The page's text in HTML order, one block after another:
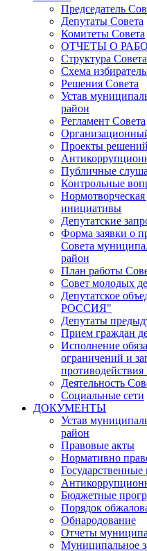
Председатель
Депутаты Совета
Комитеты Совета
ОТЧЕТЫ О
Структура Совета
Схема
Решения Совета
Устав
район
Регламент Совета
Проекты
Публичные
Контрольные
Нормотворческая
инициативы
Депутатские
Форма заявки о
Совета
район
План работы
Совет молодых
Депутатское
РОССИЯ"
Депутаты
Прием граждан
Исполнение
ограничений и
Деятельность
Социальные сети
ДОКУМЕНТЫ
Устав
район
Правовые акты
Нормативно
Бюджетные
Порядок
Обнародование
Отчеты
Муниципальное